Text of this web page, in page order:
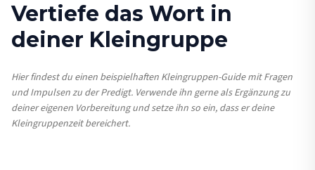
Vertiefe das Wort in
deiner Kleingruppe
Hier findest du einen beispielhaften Kleingruppen-Guide mit Fragen
und Impulsen zu der Predigt. Verwende ihn gerne als Ergänzung zu
deiner eigenen Vorbereitung und setze ihn so ein, dass er deine
Kleingruppenzeit bereichert.